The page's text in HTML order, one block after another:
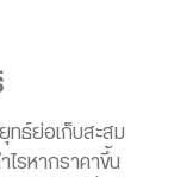
ทธ์ย่อเก็บสะสม
ไรหากราคาขึ้น